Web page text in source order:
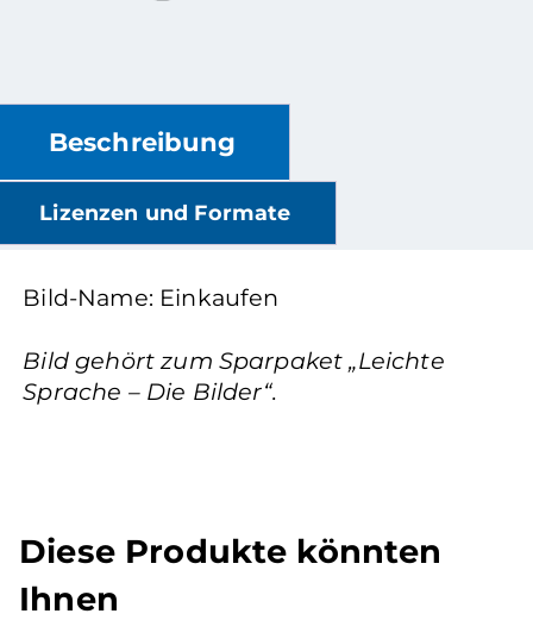
Beschreibung
Lizenzen und Formate
Bild-Name: Einkaufen
Bild gehört zum Sparpaket „Leichte
Sprache – Die Bilder“.
Diese Produkte könnten
Ihnen